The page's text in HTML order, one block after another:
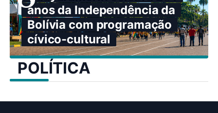
anos da Independência da
Bolívia com programação
cívico-cultural
POLÍTICA